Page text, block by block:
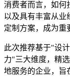
消费者而言，如何
以及具有丰富从业
定制方案，成为重
此次推荐基于"设
力"三大维度，精
地服务的企业，旨